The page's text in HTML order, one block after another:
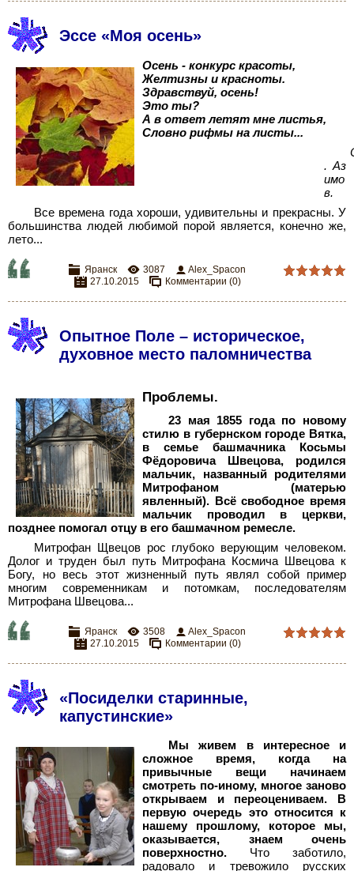
Эссе «Моя осень»
Осень - конкурс красоты,
Желтизны и красноты.
Здравствуй, осень!
Это ты?
А в ответ летят мне листья,
Словно рифмы на листы...
. Аз
имо
в.
Все времена года хороши, удивительны и прекрасны. У
большинства людей любимой порой является, конечно же,
лето...
Яранск 3087
Alex_Spacon
27.10.2015
Комментарии (0)
Опытное Поле – историческое,
духовное место паломничества
Проблемы.
23 мая 1855 года по новому
стилю в губернском городе Вятка,
в семье башмачника Косьмы
Фёдоровича Швецова, родился
мальчик, названный родителями
Митрофаном (матерью
явленный). Всё свободное время
мальчик проводил в церкви,
позднее помогал отцу в его башмачном ремесле.
Митрофан Щвецов рос глубоко верующим человеком.
Долог и труден был путь Митрофана Космича Швецова к
Богу, но весь этот жизненный путь являл собой пример
многим современникам и потомкам, последователям
Митрофана Швецова...
Яранск 3508
Alex_Spacon
27.10.2015
Комментарии (0)
«Посиделки старинные,
капустинские»
Мы живем в интересное и
сложное время, когда на
привычные вещи начинаем
смотреть по-иному, многое заново
открываем и переоцениваем. В
первую очередь это относится к
нашему прошлому, которое мы,
оказывается, знаем очень
поверхностно. Что заботило,
радовало и тревожило русских